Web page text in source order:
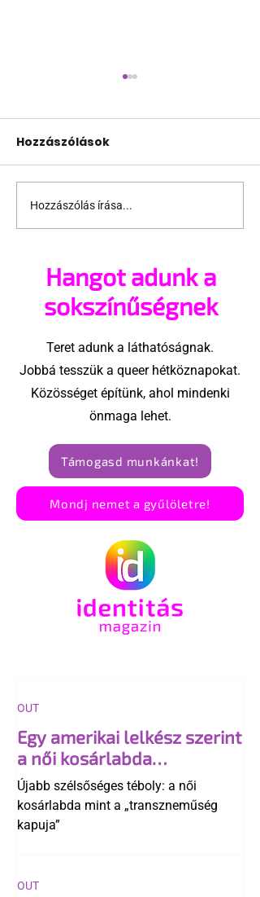
Ilyen az, amikor nincs
a közelben egy aktív
Hozzászólások
Hozzászólás írása...
Hangot adunk a
sokszínűségnek
Teret adunk a láthatóságnak.
Jobbá tesszük a queer hétköznapokat.
Közösséget építünk, ahol mindenki
önmaga lehet.
Támogasd munkánkat!
Mondj nemet a gyűlöletre!
Egy amerikai lelkész szerint
a női kosárlabda
transzneműséghez vezet
Újabb szélsőséges téboly: a női
kosárlabda mint a „transzneműség
kapuja”
OUT
OUT